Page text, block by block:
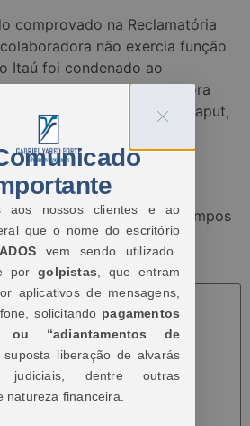
comprovado na Reclamatória
não exercia função
Itaú foi condenado ao
extras excedentes da 6ª hora
nos termos do artigo 224, caput,
não será publicado. Campos
com*
aos nossos clientes e ao
que o nome do escritório
vem sendo utilizado
por golpistas , que entram
aplicativos de mensagens,
solicitando pagamentos
ou “adiantamentos de
suposta liberação de alvarás
dentre outras
natureza financeira.